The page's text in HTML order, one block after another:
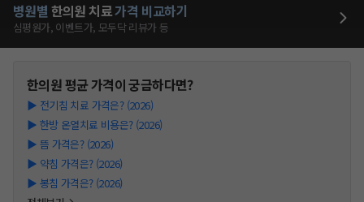
병원별 한의원 치료가격 비교하기
심평원가, 이벤트가, 모두닥 리뷰가 등
한의원평균 가격이 궁금하다면?
▶ 전기침 치료 가격은? (2026)
▶ 한방 온열치료 비용은? (2026)
▶ 뜸 가격은? (2026)
▶ 약침 가격은? (2026)
▶ 봉침 가격은? (2026)